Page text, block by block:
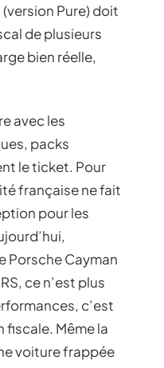
Pure) doit
de plusieurs
bien réelle,
avec les
packs
le ticket. Pour
française ne fait
pour les
Porsche Cayman
ce n’est plus
c’est
fiscale. Même la
voiture frappée